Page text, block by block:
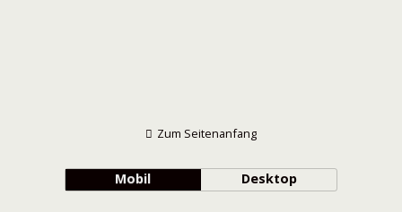
Zum Seitenanfang
Mobil Desktop